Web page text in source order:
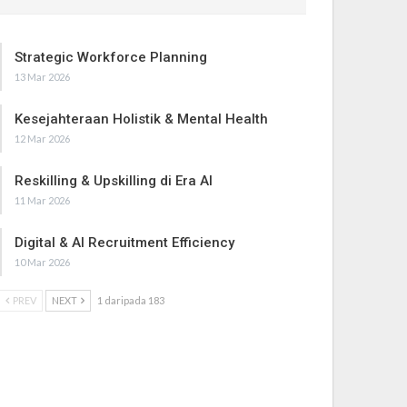
Strategic Workforce Planning
13 Mar 2026
Kesejahteraan Holistik & Mental Health
12 Mar 2026
Reskilling & Upskilling di Era AI
11 Mar 2026
Digital & AI Recruitment Efficiency
10 Mar 2026
PREV NEXT 1 daripada 183